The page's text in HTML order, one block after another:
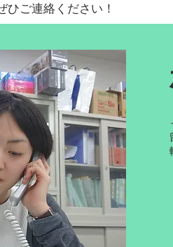
ご連絡ください！